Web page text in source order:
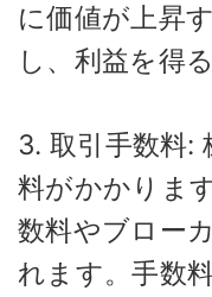
に価値が上昇
し、利益を得
3. 取引手数料:
料がかかりま
数料やブロー
れます。手数